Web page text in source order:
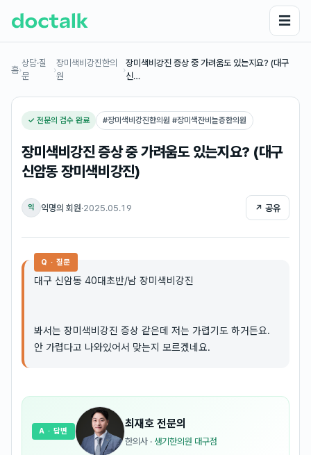
☰
홈›
상담·질
문
›
장미색비강진한의
원
›
장미색비강진 증상 중 가려움도 있는지요? (대구
신…
✓ 전문의 검수 완료 #장미색비강진한의원 #장미색잔비늘증한의원
장미색비강진 증상 중 가려움도 있는지요? (대구
신암동 장미색비강진)
익 익명의 회원·2025.05.19 ↗ 공유
Q · 질문
대구 신암동 40대초반/남 장미색비강진
봐서는 장미색비강진 증상 같은데 저는 가렵기도 하거든요.
안 가렵다고 나와있어서 맞는지 모르겠네요.
최재호 전문의
한의사 · 생기한의원 대구점
A · 답변